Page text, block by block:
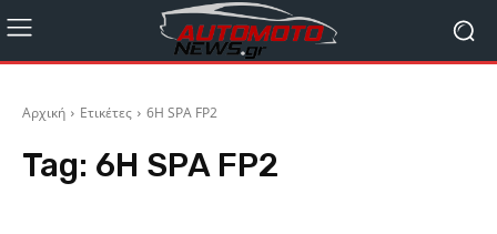
Αρχική Ετικέτες 6H SPA FP2
Tag: 6H SPA FP2